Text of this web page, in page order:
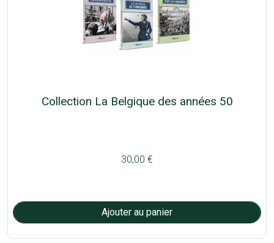
Collection La Belgique des années 50
30,00 €